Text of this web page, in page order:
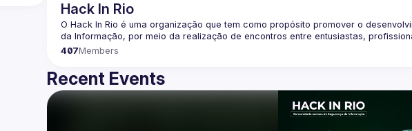
Hack In Rio
O Hack In Rio é uma organização que tem como propósito promover o
407Members
Recent Events